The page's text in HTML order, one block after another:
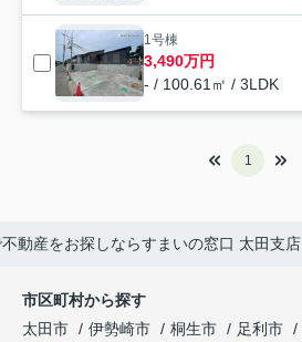
1号棟
3,490万円
- / 100.61㎡ / 3LDK
1
動産をお探しならすまいの窓口 太田支店
市区町村から探す
太田市
伊勢崎市 桐生市 足利市